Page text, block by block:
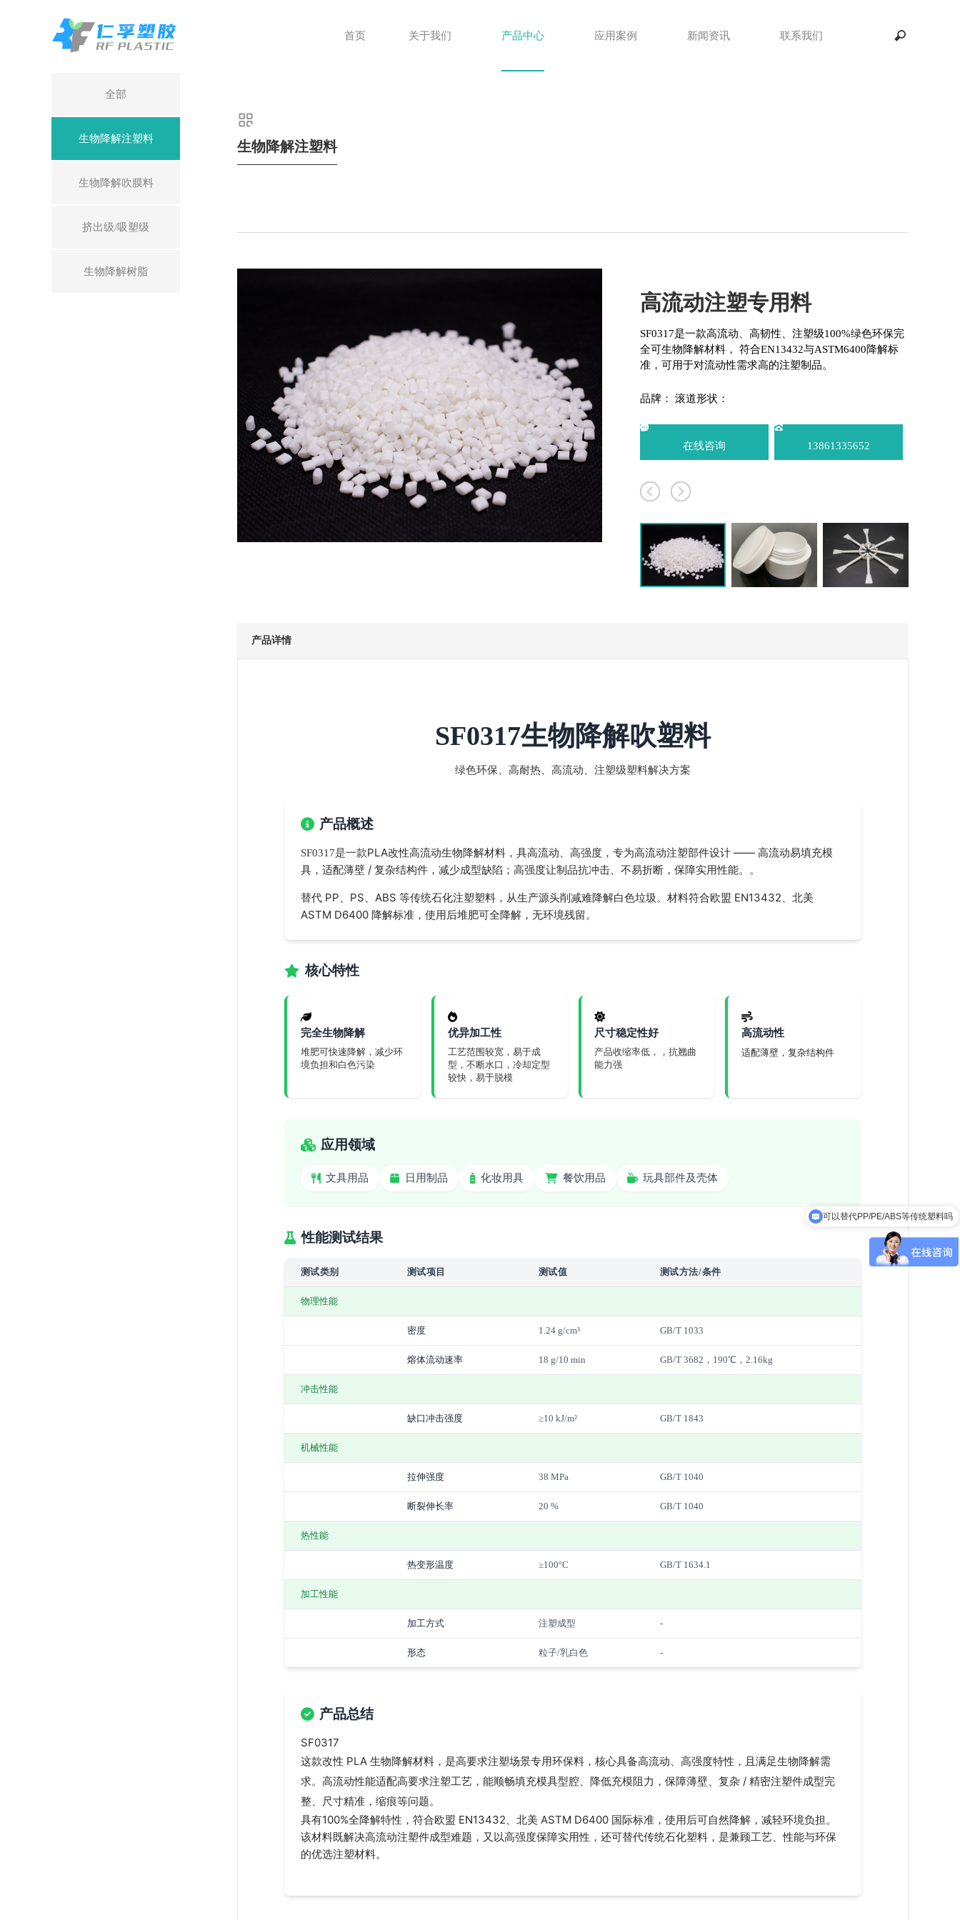
首页 关于我们 产品中心 应用案例 新闻资讯 联系我们
全部
生物降解注塑料
生物降解吹膜料
挤出级/吸塑级
生物降解树脂
生物降解注塑料
高流动注塑专用料
SF0317是一款高流动、高韧性、注塑级100%绿色环保完
全可生物降解材料， 符合EN13432与ASTM6400降解标
准，可用于对流动性需求高的注塑制品。
品牌： 滚道形状：
在线咨询 13861335652
产品详情
SF0317生物降解吹塑料
绿色环保、高耐热、高流动、注塑级塑料解决方案
产品概述
SF0317是一款PLA改性高流动生物降解材料，具高流动、高强度，专为高流动注塑部件设计 —— 高流动易填充模
具，适配薄壁 / 复杂结构件，减少成型缺陷；高强度让制品抗冲击、不易折断，保障实用性能。
。
替代 PP、PS、ABS 等传统石化注塑塑料，从生产源头削减难降解白色垃圾。 材料符合欧盟 EN13432、北美
ASTM D6400 降解标准，使用后堆肥可全降解，无环境残留。
核心特性
完全生物降解
堆肥可快速降解，减少环
境负担和白色污染
优异加工性
工艺范围较宽，易于成
型，不断水口，冷却定型
较快，易于脱模
尺寸稳定性好
产品收缩率低，，抗翘曲
能力强
高流动性
适配薄壁，复杂结构件
应用领域
文具用品 日用制品 化妆用具 餐饮用品 玩具部件及壳体
性能测试结果
测试类别 测试项目 测试值 测试方法/条件
物理性能
密度 1.24 g/cm³ GB/T 1033
熔体流动速率 18 g/10 min GB/T 3682，190℃，2.16kg
冲击性能
缺口冲击强度 ≥10 kJ/m² GB/T 1843
机械性能
拉伸强度 38 MPa GB/T 1040
断裂伸长率 20 % GB/T 1040
热性能
热变形温度 ≥100°C GB/T 1634.1
加工性能
加工方式 注塑成型 -
形态 粒子/乳白色 -
产品总结
SF0317
这款改性 PLA 生物降解材料，是高要求注塑场景专用环保料，核心具备高流动、高强度特性，且满足生物降解需
求。高流动性能适配高要求注塑工艺，能顺畅填充模具型腔、降低充模阻力，保障薄壁、复杂 / 精密注塑件成型完
整、尺寸精准，缩痕等问题。
具有100%全降解特性，符合欧盟 EN13432、北美 ASTM D6400 国际标准，使用后可自然降解，减轻环境负担。
该材料既解决高流动注塑件成型难题，又以高强度保障实用性，还可替代传统石化塑料，是兼顾工艺、性能与环保
的优选注塑材料。
可以替代PP/PE/ABS等传统塑料吗